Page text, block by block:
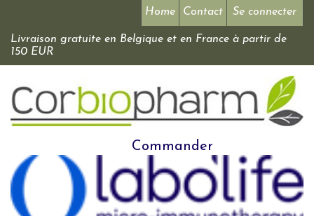
Se connecter
Home Contact
Livraison gratuite en Belgique et en France à partir de
150 EUR
Commander